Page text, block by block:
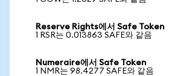
Reserve Rights에서 Safe Token
1 RSR는 0.013863 SAFE와 같음
Numeraire에서 Safe Token
1 NMR는 98.4277 SAFE와 같음